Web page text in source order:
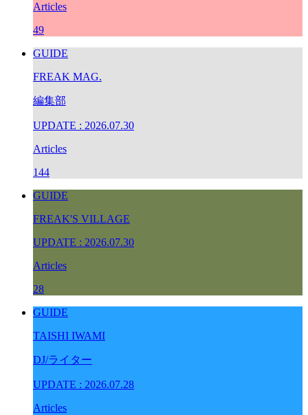
Articles
49
GUIDE
FREAK MAG.
編集部
UPDATE : 2026.07.30
Articles
144
GUIDE
FREAK'S VILLAGE
UPDATE : 2026.07.30
Articles
28
GUIDE
TAISHI IWAMI
DJ/ライター
UPDATE : 2026.07.28
Articles